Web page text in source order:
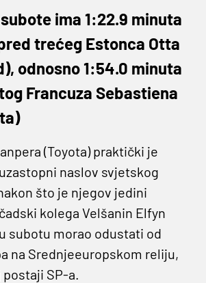
ima 1:22.9 minuta
trećeg Estonca Otta
odnosno 1:54.0 minuta
Francuza Sebastiena
(Toyota) praktički je
naslov svjetskog
što je njegov jedini
kolega Velšanin Elfyn
subotu morao odustati od
na Srednjeeuropskom reliju,
SP-a.